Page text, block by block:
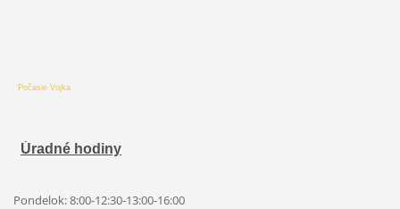
Počasie Vojka
Úradné hodiny
Pondelok: 8:00-12:30-13:00-16:00